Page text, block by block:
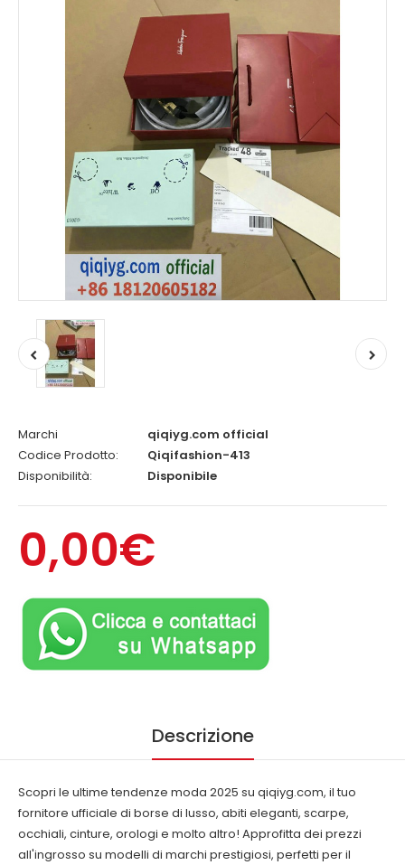
Marchi
qiqiyg.com official
Codice Prodotto:
Qiqifashion-413
Disponibilità:
Disponibile
0,00€
Descrizione
Scopri le ultime tendenze moda 2025 su qiqiyg.com, il tuo
fornitore ufficiale di borse di lusso, abiti eleganti, scarpe,
occhiali, cinture, orologi e molto altro! Approfitta dei prezzi
all'ingrosso su modelli di marchi prestigiosi, perfetti per il